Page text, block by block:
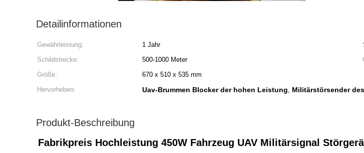
Detailinformationen
Gewährleistung: 1 Jahr
Schildstrecke:
500-1000 Meter
Größe:
670 x 510 x 535 mm
Hervorheben:
Uav-Brummen Blocker der hohen Leistung, Militärstörsender
Produkt-Beschreibung
Fabrikpreis Hochleistung 450W Fahrzeug UAV Militärsignal